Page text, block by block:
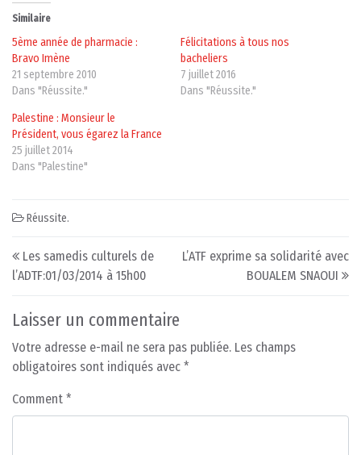
Similaire
5ème année de pharmacie :
Bravo Imène
21 septembre 2010
Dans "Réussite."
Félicitations à tous nos
bacheliers
7 juillet 2016
Dans "Réussite."
Palestine : Monsieur le
Président, vous égarez la France
25 juillet 2014
Dans "Palestine"
Réussite.
Post navigation
Les samedis culturels de
l’ADTF:01/03/2014 à 15h00
L’ATF exprime sa solidarité avec
BOUALEM SNAOUI
Laisser un commentaire
Votre adresse e-mail ne sera pas publiée. Les champs
obligatoires sont indiqués avec *
Comment *